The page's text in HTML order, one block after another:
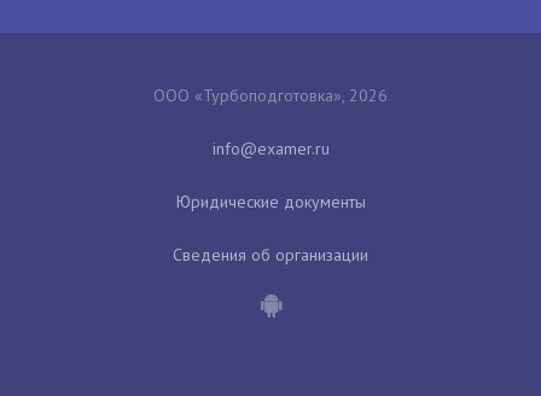
ООО «Турбоподготовка», 2026
Юридические документы
Сведения об организации